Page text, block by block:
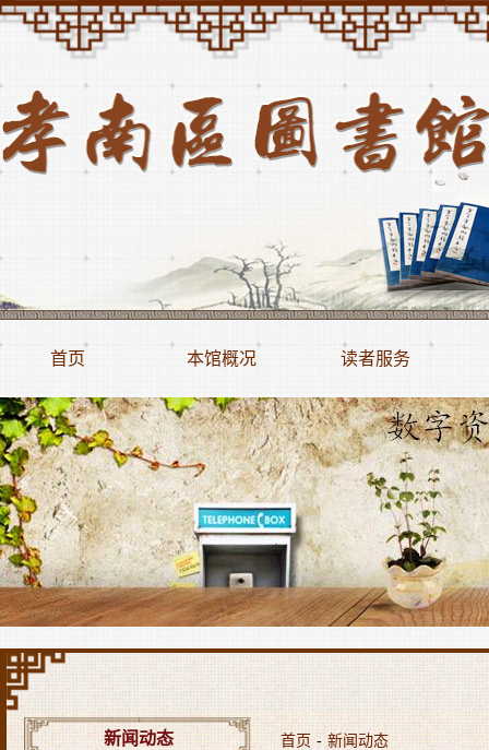
首页 本馆概况 读者服务
新闻动态 首页 - 新闻动态